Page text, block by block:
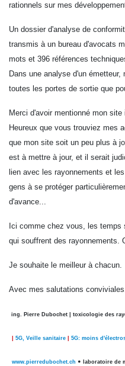
rationnels sur mes
Un dossier d'analyse de
transmis à un bureau d'avocats
mots et 396 références
Dans une analyse d'un émetteur,
toutes les portes de sortie que
Merci d'avoir mentionné mon
Heureux que vous trouviez mes
que mon site soit un peu plus à
est à mettre à jour, et il serait
lien avec les rayonnements et
gens à se protéger
d'avance...
Ici comme chez vous, les
qui souffrent des rayonnements.
Je souhaite le meilleur à chacun.
Avec mes salutations
ing. Pierre Dubochet | toxicologie des
5G, Veille sanitaire 5G: moins
www.pierredubochet.ch • laboratoire de